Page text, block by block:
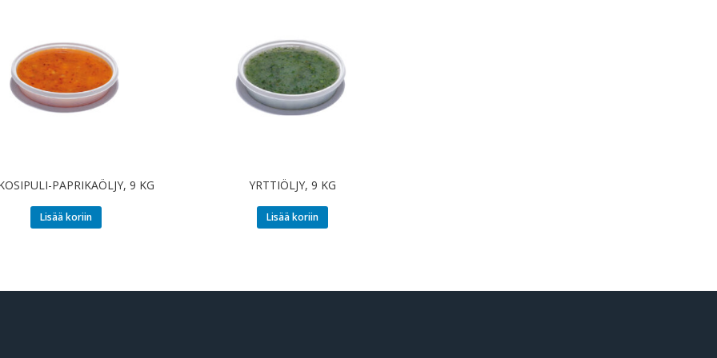
PAPRIKAÖLJY, 9 KG
Lisää koriin
YRTTIÖLJY, 9 KG
Lisää koriin